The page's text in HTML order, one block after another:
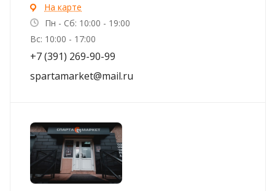
На карте
Пн - Сб: 10:00 - 19:00
Вс: 10:00 - 17:00
+7 (391) 269-90-99
spartamarket@mail.ru